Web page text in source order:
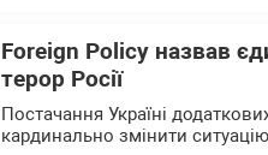
Foreign Policy назвав
терор Росії
Постачання Україні
кардинально змінити